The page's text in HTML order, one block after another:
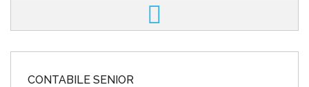
CONTABILE SENIOR